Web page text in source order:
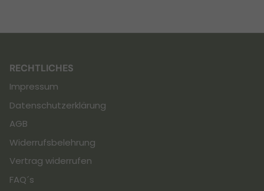
RECHTLICHES
Impressum
Datenschutzerklärung
AGB
Widerrufsbelehrung
Vertrag widerrufen
FAQ´s